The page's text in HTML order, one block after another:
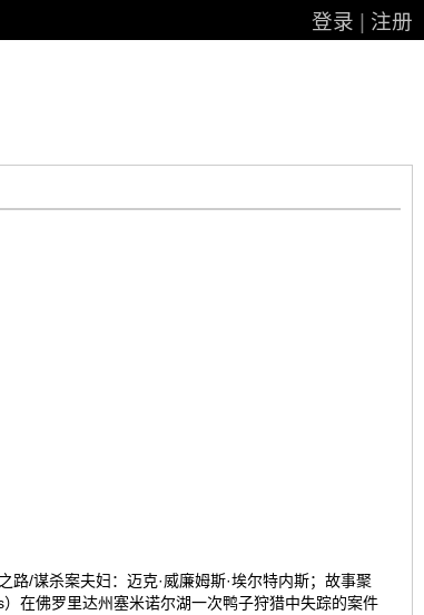
登录 注册
路/谋杀案夫妇：迈克·威廉姆斯·埃尔特内斯；故事聚
在佛罗里达州塞米诺尔湖一次鸭子狩猎中失踪的案件